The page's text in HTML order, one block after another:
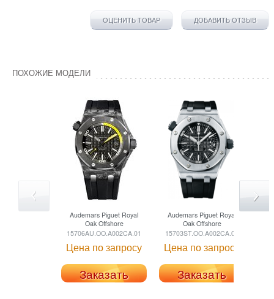
ОЦЕНИТЬ ТОВАР ДОБАВИТЬ ОТЗЫВ
ПОХОЖИЕ МОДЕЛИ
Audemars Piguet Royal
Oak Offshore
15706AU.OO.A002CA.01
Цена по запросу
Заказать
Audemars Piguet Royal
Oak Offshore
15703ST.OO.A002CA.01
Цена по запросу
Заказать